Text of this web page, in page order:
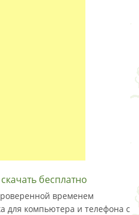
бесплатно
временем
для компьютера и телефона с